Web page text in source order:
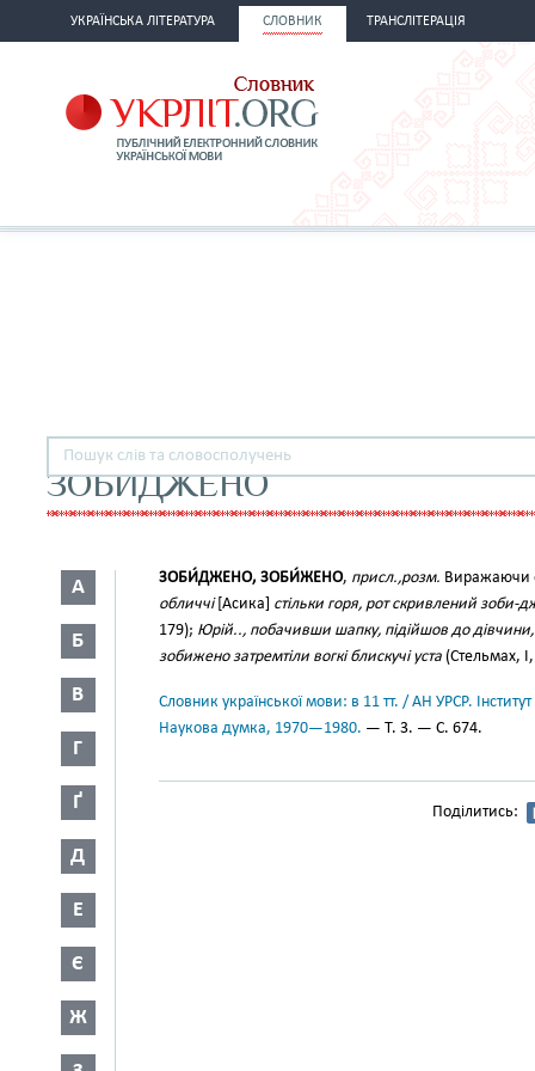
УКРАЇНСЬКА ЛІТЕРАТУРА СЛОВНИК ТРАНСЛІТЕРАЦІЯ
ЗОБИДЖЕНО
А
Б
В
Г
Ґ
Д
Е
Є
Ж
ЗОБИ́ДЖЕНО, ЗОБИ́ЖЕНО, присл.,розм. Виражаючи
обличчі[Асика] стільки горя, рот скривлений зоби-
179); Юрій.., побачивши шапку, підійшов до дівчини,
зобижено затремтіли вогкі блискучі уста (Стельмах,
Словник української мови: в 11 тт. / АН УРСР.
Наукова думка, 1970—1980. — Т. 3. — С. 674.
Поділитись: